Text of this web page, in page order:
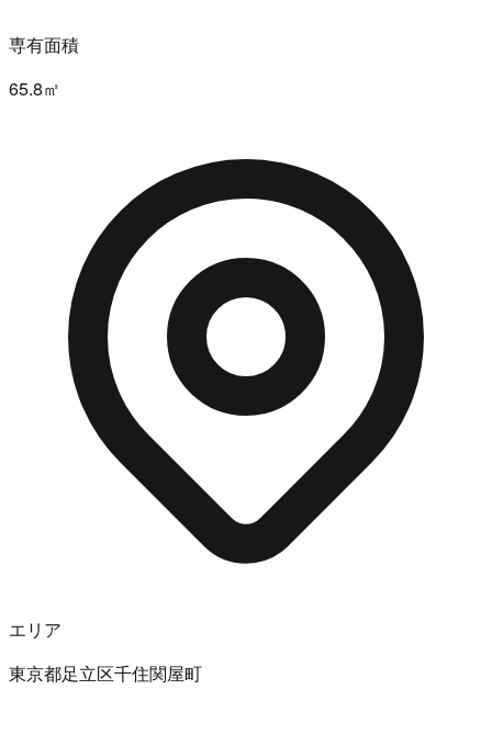
専有面積
65.8㎡
エリア
東京都足立区千住関屋町